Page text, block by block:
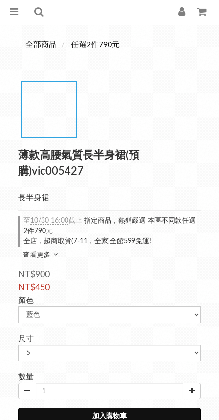
全部商品 任選2件790元
薄款高腰氣質長半身裙(預
購)vic005427
長半身裙
至 10/30 16:00截止 指定商品，熱銷嚴選 本區不同款任選
2件790元
全店，超商取貨(7-11，全家)全館599免運!
查看更多
NT$900
NT$450
顏色
尺寸
數量
加入購物車